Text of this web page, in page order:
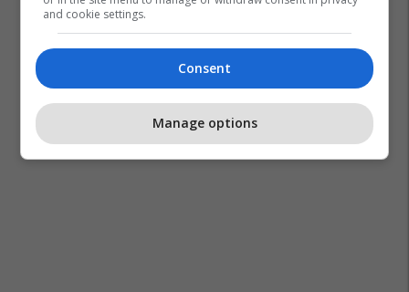
and cookie settings.
Consent
Manage options